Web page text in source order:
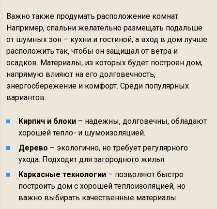
Важно также продумать расположение комнат.
Например, спальни желательно размещать подальше
от шумных зон – кухни и гостиной, а вход в дом лучше
расположить так, чтобы он защищал от ветра и
осадков. Материалы, из которых будет построен дом,
напрямую влияют на его долговечность,
энергосбережение и комфорт. Среди популярных
вариантов:
Кирпич и блоки – надежны, долговечны, обладают
хорошей тепло- и шумоизоляцией.
Дерево – экологично, но требует регулярного
ухода. Подходит для загородного жилья.
Каркасные технологии – позволяют быстро
построить дом с хорошей теплоизоляцией, но
важно выбирать качественные материалы.